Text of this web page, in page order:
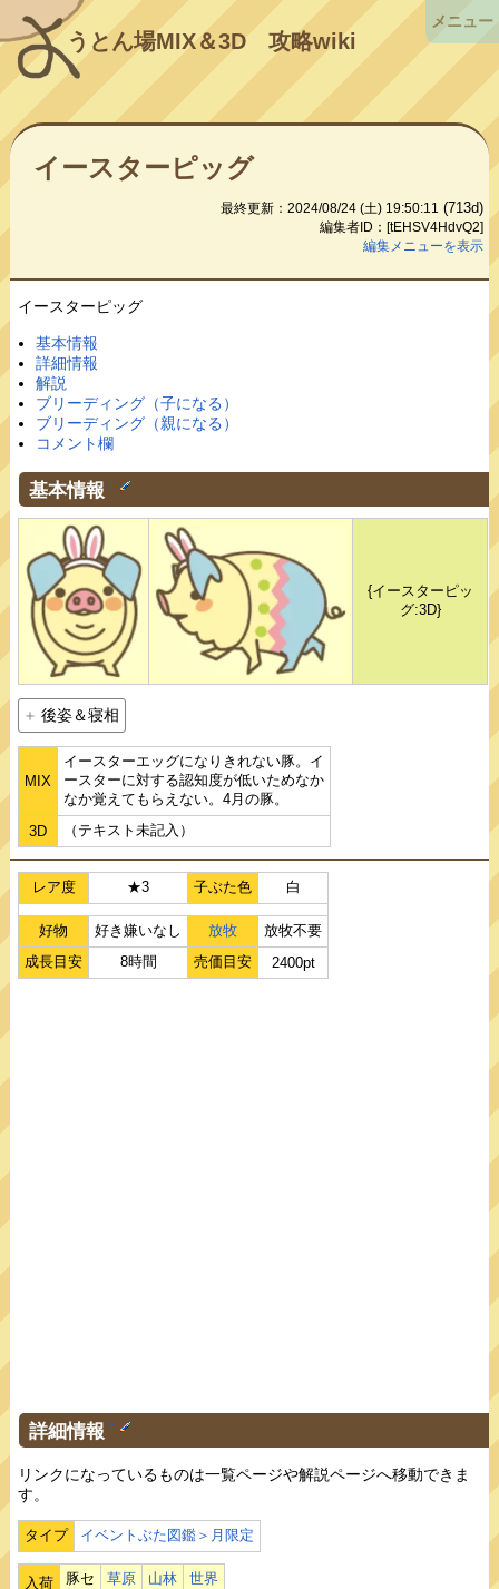
うとん場MIX＆3D攻略wiki
イースターピッグ
最終更新：2024/08/24 (土) 19:50:11 (713d)
編集者ID：[tEHSV4HdvQ2]
編集メニューを表示
イースターピッグ
基本情報
詳細情報
解説
ブリーディング（子になる）
ブリーディング（親になる）
コメント欄
基本情報 †
{イースターピッ
グ:3D}
後姿＆寝相
MIX
イースターエッグになりきれない豚。イ
ースターに対する認知度が低いためなか
なか覚えてもらえない。4月の豚。
3D
（テキスト未記入）
レア度 ★3 子ぶた色 白
好物 好き嫌いなし 放牧
放牧不要
成長目安
8時間 売価目安 2400pt
詳細情報 †
リンクになっているものは一覧ページや解説ページへ移動できま
す。
タイプ イベントぶた図鑑＞月限定
入荷
豚セ 草原 山林
世界
メニュー